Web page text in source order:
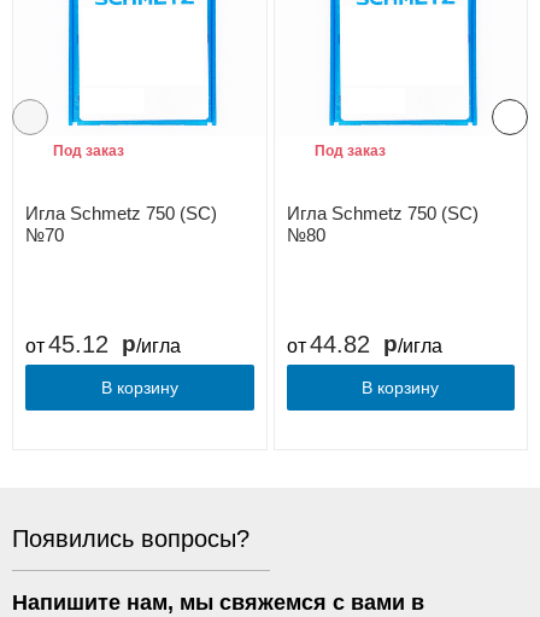
Игла Schmetz 750 (SC)
№70
Под заказ
от45.12 /игла
В корзину
Игла Schmetz 750 (SC)
№80
Под заказ
от 44.82 /игла
В корзину
Появились вопросы?
Напишите нам, мы свяжемся с вами в